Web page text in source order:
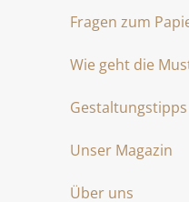
Fragen zum
Wie geht die
Gestaltungstipps
Unser Magazin
Über uns